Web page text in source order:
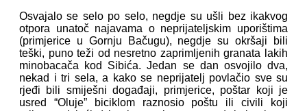
Osvajalo se selo po selo, negdje su ušli bez ikakvog
otpora unatoč najavama o neprijateljskim uporištima
(primjerice u Gornju Bačugu), negdje su okršaji bili
teški, puno teži od nesretno zaprimljenih granata lakih
minobacača kod Sibića. Jedan se dan osvojilo dva,
nekad i tri sela, a kako se neprijatelj povlačio sve su
rjeđi bili smiješni događaji, primjerice, poštar koji je
usred “Oluje” biciklom raznosio poštu ili civili koji